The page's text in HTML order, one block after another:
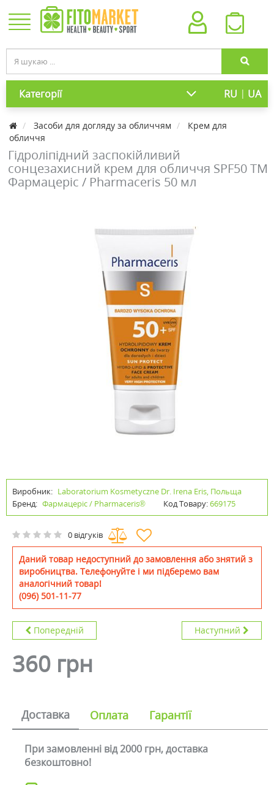
Категорії RU | UA
Засоби для догляду за обличчям
Крем для
обличчя
Гідроліпідний заспокійливий
сонцезахисний крем для обличчя SPF50 ТМ
Фармацеріс / Pharmaceris 50 мл
Виробник: Laboratorium Kosmetyczne Dr. Irena Eris, Польща
Бренд: Фармацеріс / Pharmaceris® Код Товару:669175
0 відгуків
Даний товар недоступний до замовлення або знятий з
виробництва. Телефонуйте і ми підберемо вам
аналогічний товар!
(096) 501-11-77
Попередній Наступний
360 грн
Доставка Оплата Гарантії
При замовленні від 2000 грн, доставка
безкоштовно!